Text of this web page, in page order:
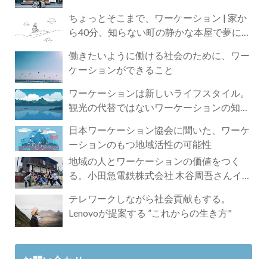
ちょっとそこまで、ワーケーション | 家か
ら40分、知らない町の静かな本屋で夢に近
働きたいように働ける社会のために、ワー
ケーションができること
ワーケーションは新しいライフスタイル。
観光の代替ではないワーケーションの知ら
日本ワーケーション協会に聞いた、ワーケ
ーションのもつ地域活性の可能性
地域の人とワーケーションの価値をつく
る。小田急電鉄株式会社 木谷周吾さんイン
テレワークしながら社会貢献もする。
Lenovoが提案する ”これからの生き方"